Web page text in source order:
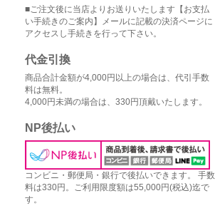
■ご注文後に当店よりお送りいたします【お支払
い手続きのご案内】メールに記載の決済ページに
アクセスし手続きを行って下さい。
代金引換
商品合計金額が4,000円以上の場合は、代引手数
料は無料。
4,000円未満の場合は、330円頂戴いたします。
NP後払い
コンビニ・郵便局・銀行で後払いできます。 手数
料は330円。ご利用限度額は55,000円(税込)迄で
す。